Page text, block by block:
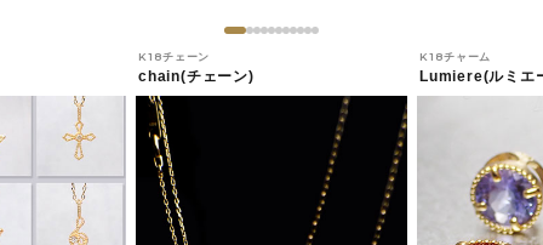
K18チェーン
chain(チェーン)
K18チャーム
Lumiere(ルミエ